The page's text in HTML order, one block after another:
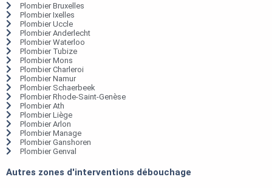
Plombier Bruxelles
Plombier Ixelles
Plombier Uccle
Plombier Anderlecht
Plombier Waterloo
Plombier Tubize
Plombier Mons
Plombier Charleroi
Plombier Namur
Plombier Schaerbeek
Plombier Rhode-Saint-Genèse
Plombier Ath
Plombier Liège
Plombier Arlon
Plombier Manage
Plombier Ganshoren
Plombier Genval
Autres zones d'interventions débouchage